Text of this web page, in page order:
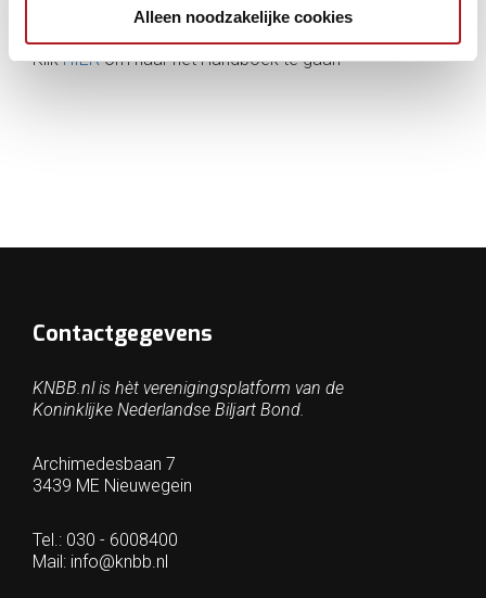
Alleen noodzakelijke cookies
KlikHIERom naar het Handboek te gaan
Contactgegevens
KNBB.nl is hèt verenigingsplatform van de
Koninklijke Nederlandse Biljart Bond.
Archimedesbaan 7
3439 ME Nieuwegein
Tel.: 030 - 6008400
Mail: info@knbb.nl